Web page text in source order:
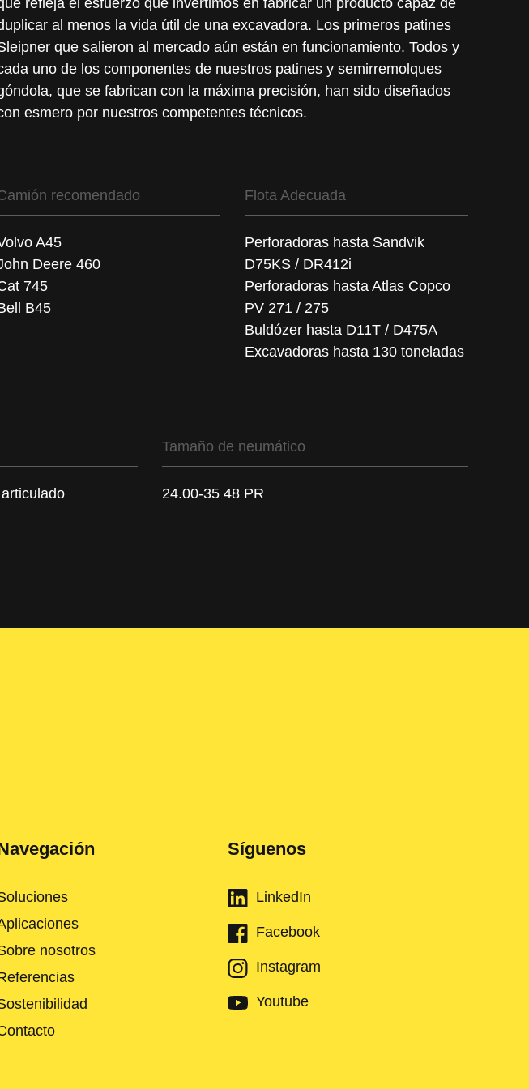
refleja el esfuerzo que invertimos en fabricar un producto capaz de
al menos la vida útil de una excavadora. Los primeros patines
que salieron al mercado aún están en funcionamiento. Todos y
uno de los componentes de nuestros patines y semirremolques
que se fabrican con la máxima precisión, han sido diseñados
esmero por nuestros competentes técnicos.
recomendado
A45
Deere 460
745
B45
Flota Adecuada
Perforadoras hasta Sandvik
D75KS / DR412i
Perforadoras hasta Atlas Copco
PV 271 / 275
Buldózer hasta D11T / D475A
Excavadoras hasta 130 toneladas
Tamaño de neumático
24.00-35 48 PR
nosotros
Síguenos
LinkedIn
Facebook
Instagram
Youtube